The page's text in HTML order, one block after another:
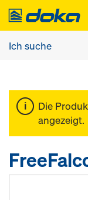
Die
angezeigt.